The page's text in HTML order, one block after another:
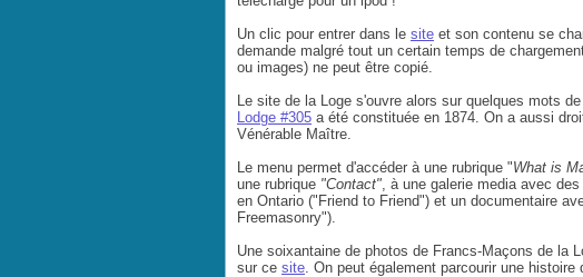
Un clic pour entrer dans le site et son contenu se
demande malgré tout un certain temps de
ou images) ne peut être copié.
Le site de la Loge s'ouvre alors sur quelques mots
Lodge #305 a été constituée en 1874. On a aussi
Vénérable Maître.
Le menu permet d'accéder à une rubrique "What is
une rubrique "Contact", à une galerie media avec
en Ontario ("Friend to Friend") et un documentaire
Freemasonry").
Une soixantaine de photos de Francs-Maçons de la
sur ce site. On peut également parcourir une